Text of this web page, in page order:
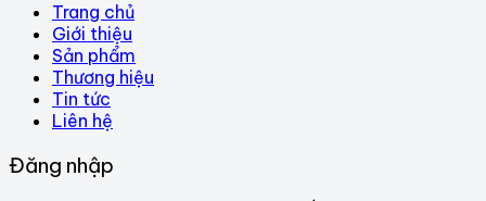
Trang chủ
Giới thiệu
Sản phẩm
Thương hiệu
Tin tức
Liên hệ
Đăng nhập